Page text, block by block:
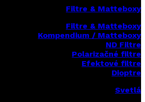
Filtre & Matteboxy
Filtre & Matteboxy
Kompendium / Matteboxy
ND Filtre
Polarizačné filtre
Efektové filtre
Dioptre
Svetlá